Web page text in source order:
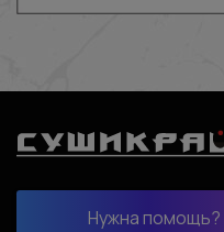
Нужна помощь?